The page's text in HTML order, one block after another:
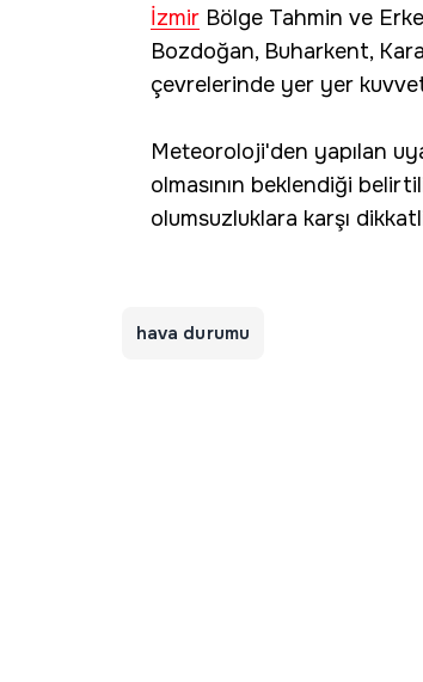
İzmir Bölge Tahmin ve
Bozdoğan, Buharkent,
çevrelerinde yer yer
Meteoroloji'den yapılan
olmasının beklendiği
olumsuzluklara karşı
hava durumu